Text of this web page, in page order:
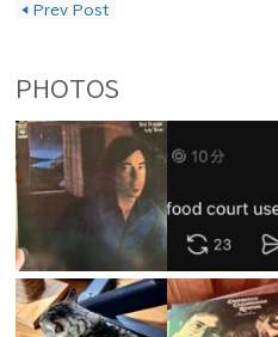
◀ Prev Post
PHOTOS